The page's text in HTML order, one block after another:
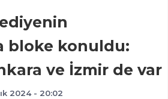
bloke konuldu:
ve İzmir de var
2024 - 20:02